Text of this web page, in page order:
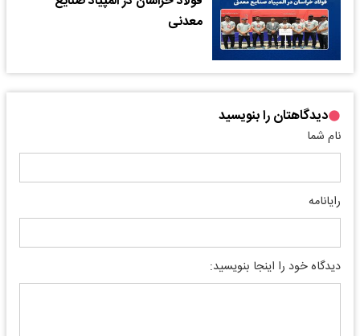
معدنی
دیدگاهتان را بنویسید
نام شما
رایانامه
دیدگاه خود را اینجا بنویسید: